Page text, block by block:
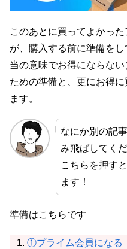
このあとに買ってよかっ
が、購入する前に準備を
当の意味でお得にならな
ための準備と、更にお得
ます。
なにか別の記
み飛ばしてくだ
こちらを押す
ます！
準備はこちらです
①プライム会員になる